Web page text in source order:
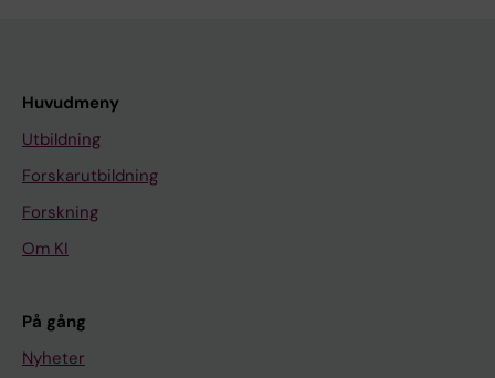
Huvudmeny
Utbildning
Forskarutbildning
Forskning
Om KI
På gång
Nyheter